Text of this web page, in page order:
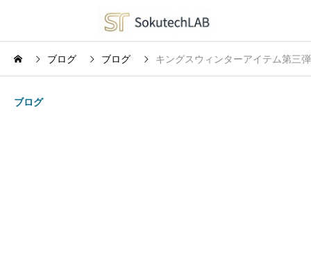
ブログ ブログ キングスウィンターアイテム第三
ブログ